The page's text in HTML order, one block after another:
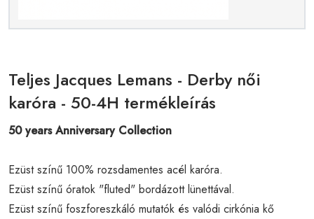
Teljes Jacques Lemans - Derby női
karóra - 50-4H termékleírás
50 years Anniversary Collection
Ezüst színű 100% rozsdamentes acél karóra.
Ezüst színű óratok "fluted" bordázott lünettával.
Ezüst színű foszforeszkáló mutatók és valódi cirkónia kő